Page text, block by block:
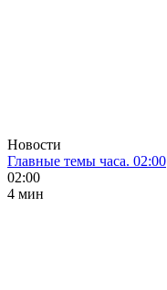
Новости
Главные темы часа. 02:00
02:00
4 мин